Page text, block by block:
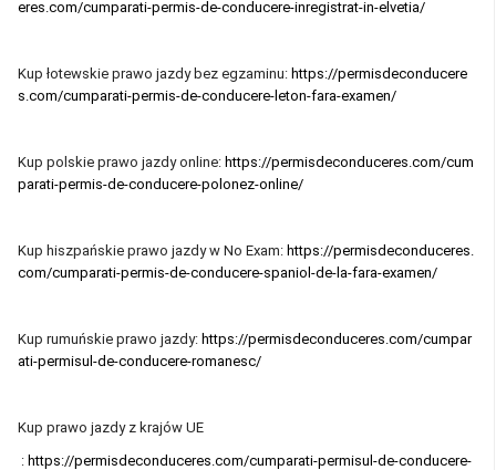
eres.com/cumparati-permis-de-conducere-inregistrat-in-elvetia/
Kup łotewskie prawo jazdy bez egzaminu: https://permisdeconducere
s.com/cumparati-permis-de-conducere-leton-fara-examen/
Kup polskie prawo jazdy online: https://permisdeconduceres.com/cum
parati-permis-de-conducere-polonez-online/
Kup hiszpańskie prawo jazdy w No Exam: https://permisdeconduceres.
com/cumparati-permis-de-conducere-spaniol-de-la-fara-examen/
Kup rumuńskie prawo jazdy: https://permisdeconduceres.com/cumpar
ati-permisul-de-conducere-romanesc/
Kup prawo jazdy z krajów UE
: https://permisdeconduceres.com/cumparati-permisul-de-conducere-